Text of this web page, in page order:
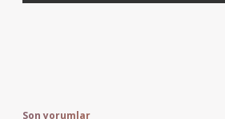
Son yorumlar